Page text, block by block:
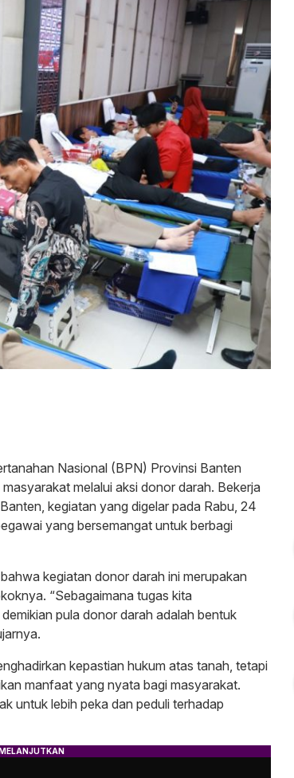
Nasional (BPN) Provinsi Banten
melalui aksi donor darah. Bekerja
kegiatan yang digelar pada Rabu, 24
yang bersemangat untuk berbagi
kegiatan donor darah ini merupakan
“Sebagaimana tugas kita
pula donor darah adalah bentuk
kepastian hukum atas tanah, tetapi
manfaat yang nyata bagi masyarakat.
untuk lebih peka dan peduli terhadap